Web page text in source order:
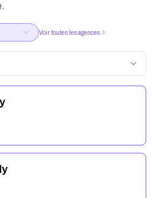
Voir toutes les agences